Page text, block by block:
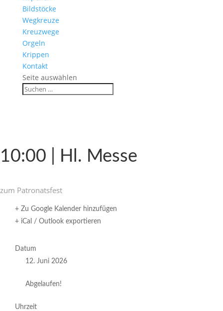
Bild­stöcke
Wegkreuze
Kreuz­wege
Orgeln
Krippen
Kontakt
Seite auswählen
10:00 | Hl. Messe
zum Patro­nats­fest
+ Zu Google Kalender hinzufügen
+ iCal / Outlook exportieren
Datum
12. Juni 2026
Abgelaufen!
Uhrzeit